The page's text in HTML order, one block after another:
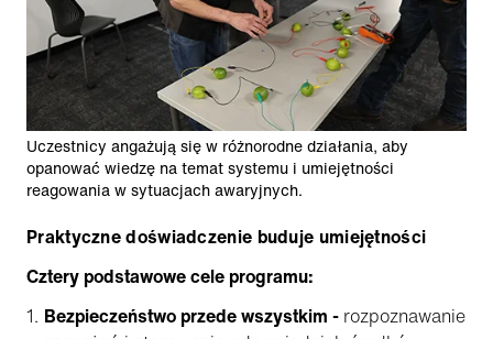
Uczestnicy angażują się w różnorodne działania, aby
opanować wiedzę na temat systemu i umiejętności
reagowania w sytuacjach awaryjnych.
Praktyczne doświadczenie buduje umiejętności
Cztery podstawowe cele programu:
Bezpieczeństwo przede wszystkim - rozpoznawanie